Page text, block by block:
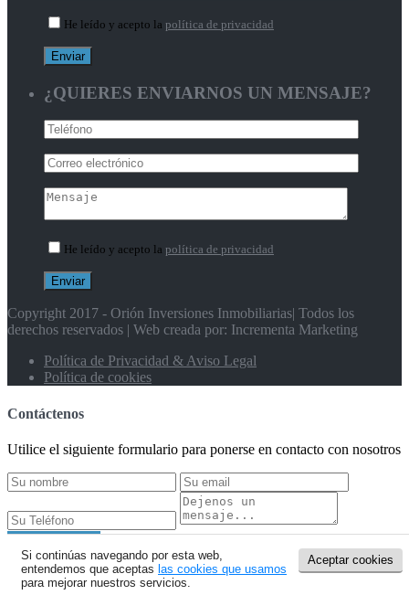
He leído y acepto la política de privacidad
¿QUIERES ENVIARNOS UN MENSAJE?
He leído y acepto la política de privacidad
Copyright 2017 - Orión Inversiones Inmobiliarias| Todos los
derechos reservados | Web creada por: Incrementa Marketing
Política de Privacidad & Aviso Legal
Política de cookies
Contáctenos
Utilice el siguiente formulario para ponerse en contacto con nosotros
Enviar mensaje
¿Qué debes saber si te planteas vivir de alquiler en Sevilla o
Montequinto?
Consejos para el intercambio de casas
Aceptar cookies
Si continúas navegando por esta web,
entendemos que aceptas las cookies que usamos
para mejorar nuestros servicios.